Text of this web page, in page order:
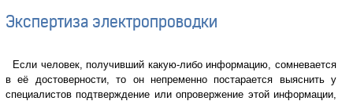
Экспертиза электропроводки
Если человек, получивший какую-либо информацию, сомневается
в её достоверности, то он непременно постарается выяснить у
специалистов подтверждение или опровержение этой информации,